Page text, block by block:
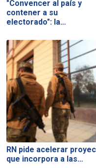
"Convencer al país y
contener a su
electorado": la…
RN pide acelerar
que incorpora a las…